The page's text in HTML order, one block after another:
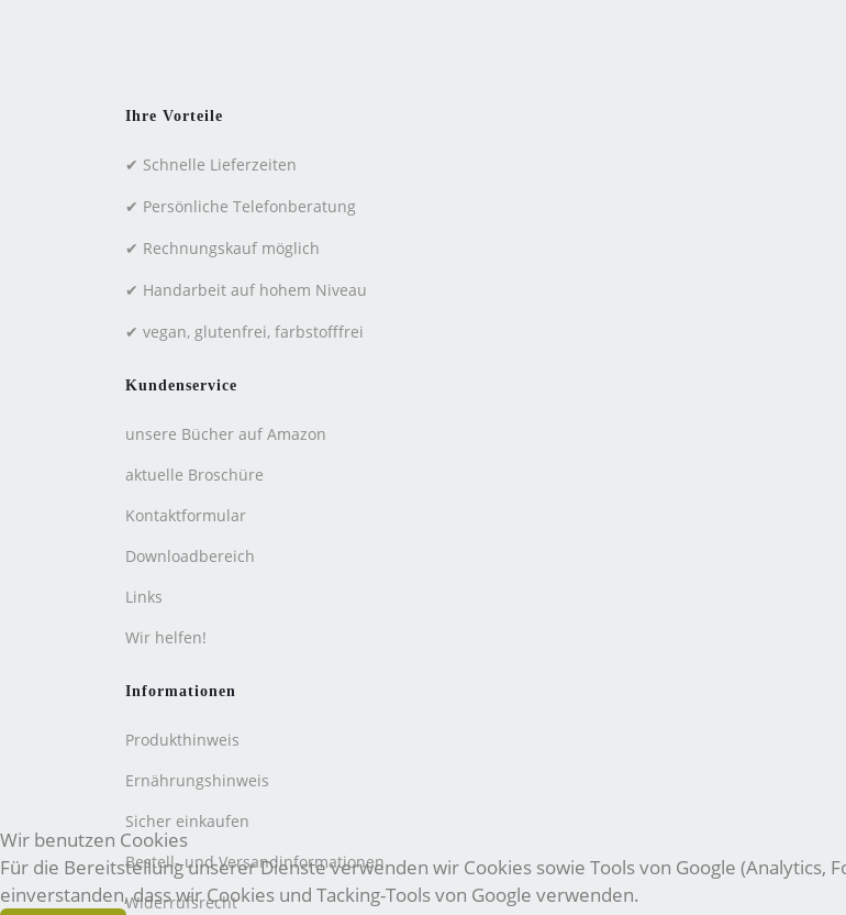
Ihre Vorteile
✔ Schnelle Lieferzeiten
✔ Persönliche Telefonberatung
✔ Rechnungskauf möglich
✔ Handarbeit auf hohem Niveau
✔ vegan, glutenfrei, farbstofffrei
Kundenservice
unsere Bücher auf Amazon
aktuelle Broschüre
Kontaktformular
Downloadbereich
Links
Wir helfen!
Informationen
Produkthinweis
Ernährungshinweis
Sicher einkaufen
Bestell- und Versandinformationen
Widerrufsrecht
Wir benutzen Cookies
Für die Bereitstellung unserer Dienste verwenden wir Cookies sowie Tools von Google (Analytics,
einverstanden, dass wir Cookies und Tacking-Tools von Google verwenden.